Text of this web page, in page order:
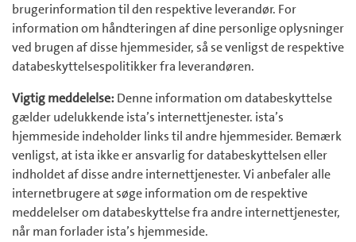
brugerinformation til den respektive leverandør. For
information om håndteringen af dine personlige oplysninger
ved brugen af disse hjemmesider, så se venligst de respektive
databeskyttelsespolitikker fra leverandøren.
Vigtig meddelelse: Denne information om databeskyttelse
gælder udelukkende ista’s internettjenester. ista’s
hjemmeside indeholder links til andre hjemmesider. Bemærk
venligst, at ista ikke er ansvarlig for databeskyttelsen eller
indholdet af disse andre internettjenester. Vi anbefaler alle
internetbrugere at søge information om de respektive
meddelelser om databeskyttelse fra andre internettjenester,
når man forlader ista’s hjemmeside.